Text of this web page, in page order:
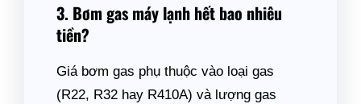
3. Bơm gas máy lạnh hết bao nhiêu
tiền?
Giá bơm gas phụ thuộc vào loại gas
(R22, R32 hay R410A) và lượng gas